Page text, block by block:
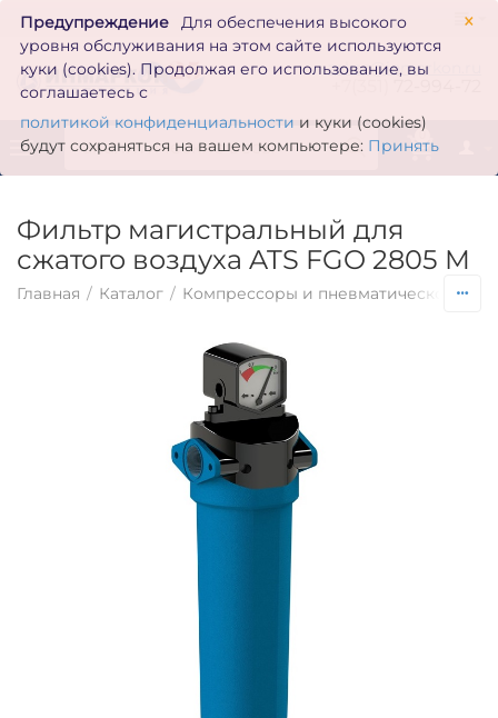
×
Предупреждение
Для обеспечения высокого
уровня обслуживания на этом сайте используются
куки (cookies). Продолжая его использование, вы
соглашаетесь с
политикой конфиденциальности и куки (cookies)
будут сохраняться на вашем компьютере: Принять
zakaz@inmarkon.ru
0
Фильтр магистральный для
сжатого воздуха ATS FGO 2805 M
Главная / Каталог / Компрессоры и пневматическое